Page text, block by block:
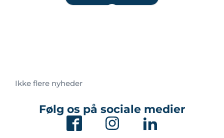
Ikke flere nyheder
Følg os på sociale medier